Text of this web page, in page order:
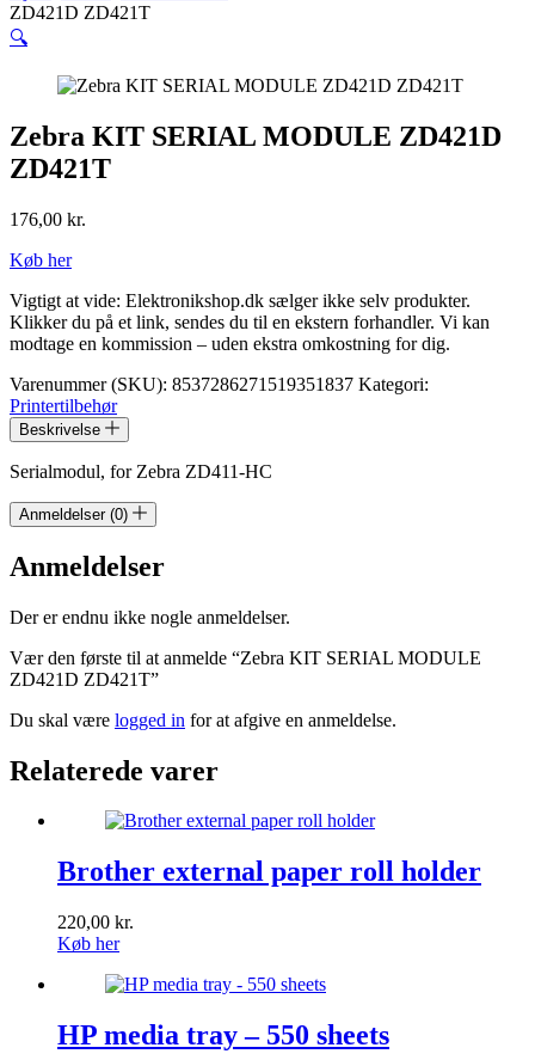
ZD421D ZD421T
🔍
Zebra KIT SERIAL MODULE ZD421D
ZD421T
176,00 kr.
Køb her
Vigtigt at vide: Elektronikshop.dk sælger ikke selv produkter.
Klikker du på et link, sendes du til en ekstern forhandler. Vi kan
modtage en kommission – uden ekstra omkostning for dig.
Varenummer (SKU): 8537286271519351837 Kategori:
Printertilbehør
Beskrivelse
Serialmodul, for Zebra ZD411-HC
Anmeldelser (0)
Anmeldelser
Der er endnu ikke nogle anmeldelser.
Vær den første til at anmelde “Zebra KIT SERIAL MODULE
ZD421D ZD421T”
Du skal være logged in for at afgive en anmeldelse.
Relaterede varer
Brother external paper roll holder
220,00 kr.
Køb her
HP media tray – 550 sheets